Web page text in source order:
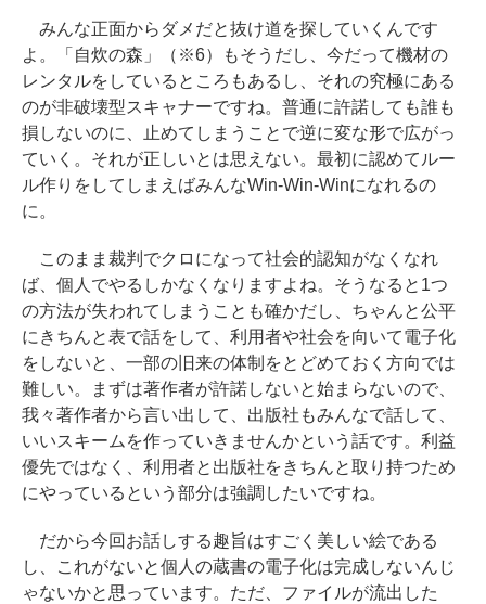
みんな正面からダメだと抜け道を探していくんです
よ。「自炊の森」（※6）もそうだし、今だって機材の
レンタルをしているところもあるし、それの究極にある
のが非破壊型スキャナーですね。普通に許諾しても誰も
損しないのに、止めてしまうことで逆に変な形で広がっ
ていく。それが正しいとは思えない。最初に認めてルー
ル作りをしてしまえばみんなWin-Win-Winになれるの
に。
このまま裁判でクロになって社会的認知がなくなれ
ば、個人でやるしかなくなりますよね。そうなると1つ
の方法が失われてしまうことも確かだし、ちゃんと公平
にきちんと表で話をして、利用者や社会を向いて電子化
をしないと、一部の旧来の体制をとどめておく方向では
難しい。まずは著作者が許諾しないと始まらないので、
我々著作者から言い出して、出版社もみんなで話して、
いいスキームを作っていきませんかという話です。利益
優先ではなく、利用者と出版社をきちんと取り持つため
にやっているという部分は強調したいですね。
だから今回お話しする趣旨はすごく美しい絵である
し、これがないと個人の蔵書の電子化は完成しないんじ
ゃないかと思っています。ただ、ファイルが流出した